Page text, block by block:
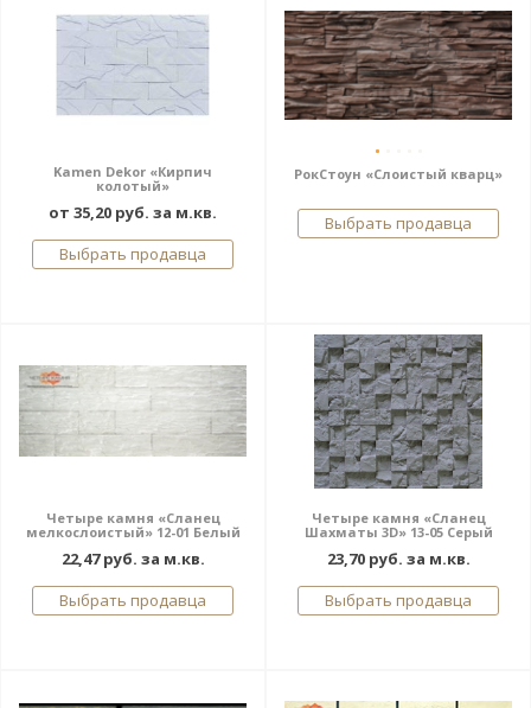
Kamen Dekor «Кирпич
колотый»
от 35,20 руб. за м.кв.
Выбрать продавца
РокСтоун «Слоистый кварц»
Выбрать продавца
Четыре камня «Сланец
мелкослоистый» 12-01 Белый
22,47 руб. за м.кв.
Выбрать продавца
Четыре камня «Сланец
Шахматы 3D» 13-05 Серый
23,70 руб. за м.кв.
Выбрать продавца